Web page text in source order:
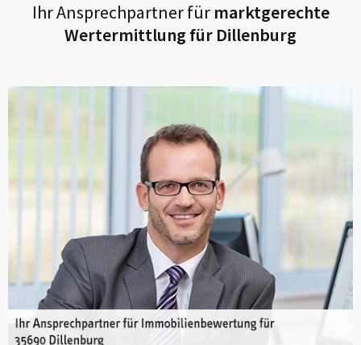
Ihr Ansprechpartner fürmarktgerechte
Wertermittlung für Dillenburg